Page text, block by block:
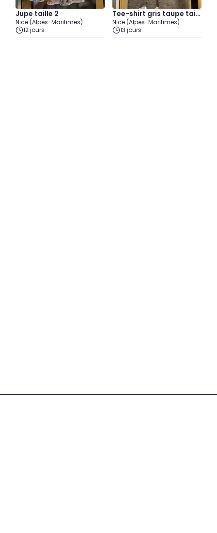
Jupe taille 2
Nice (Alpes-Maritimes)
12 jours
Tee-shirt gris taupe taill
e S (taille grand)
Nice (Alpes-Maritimes)
13 jours